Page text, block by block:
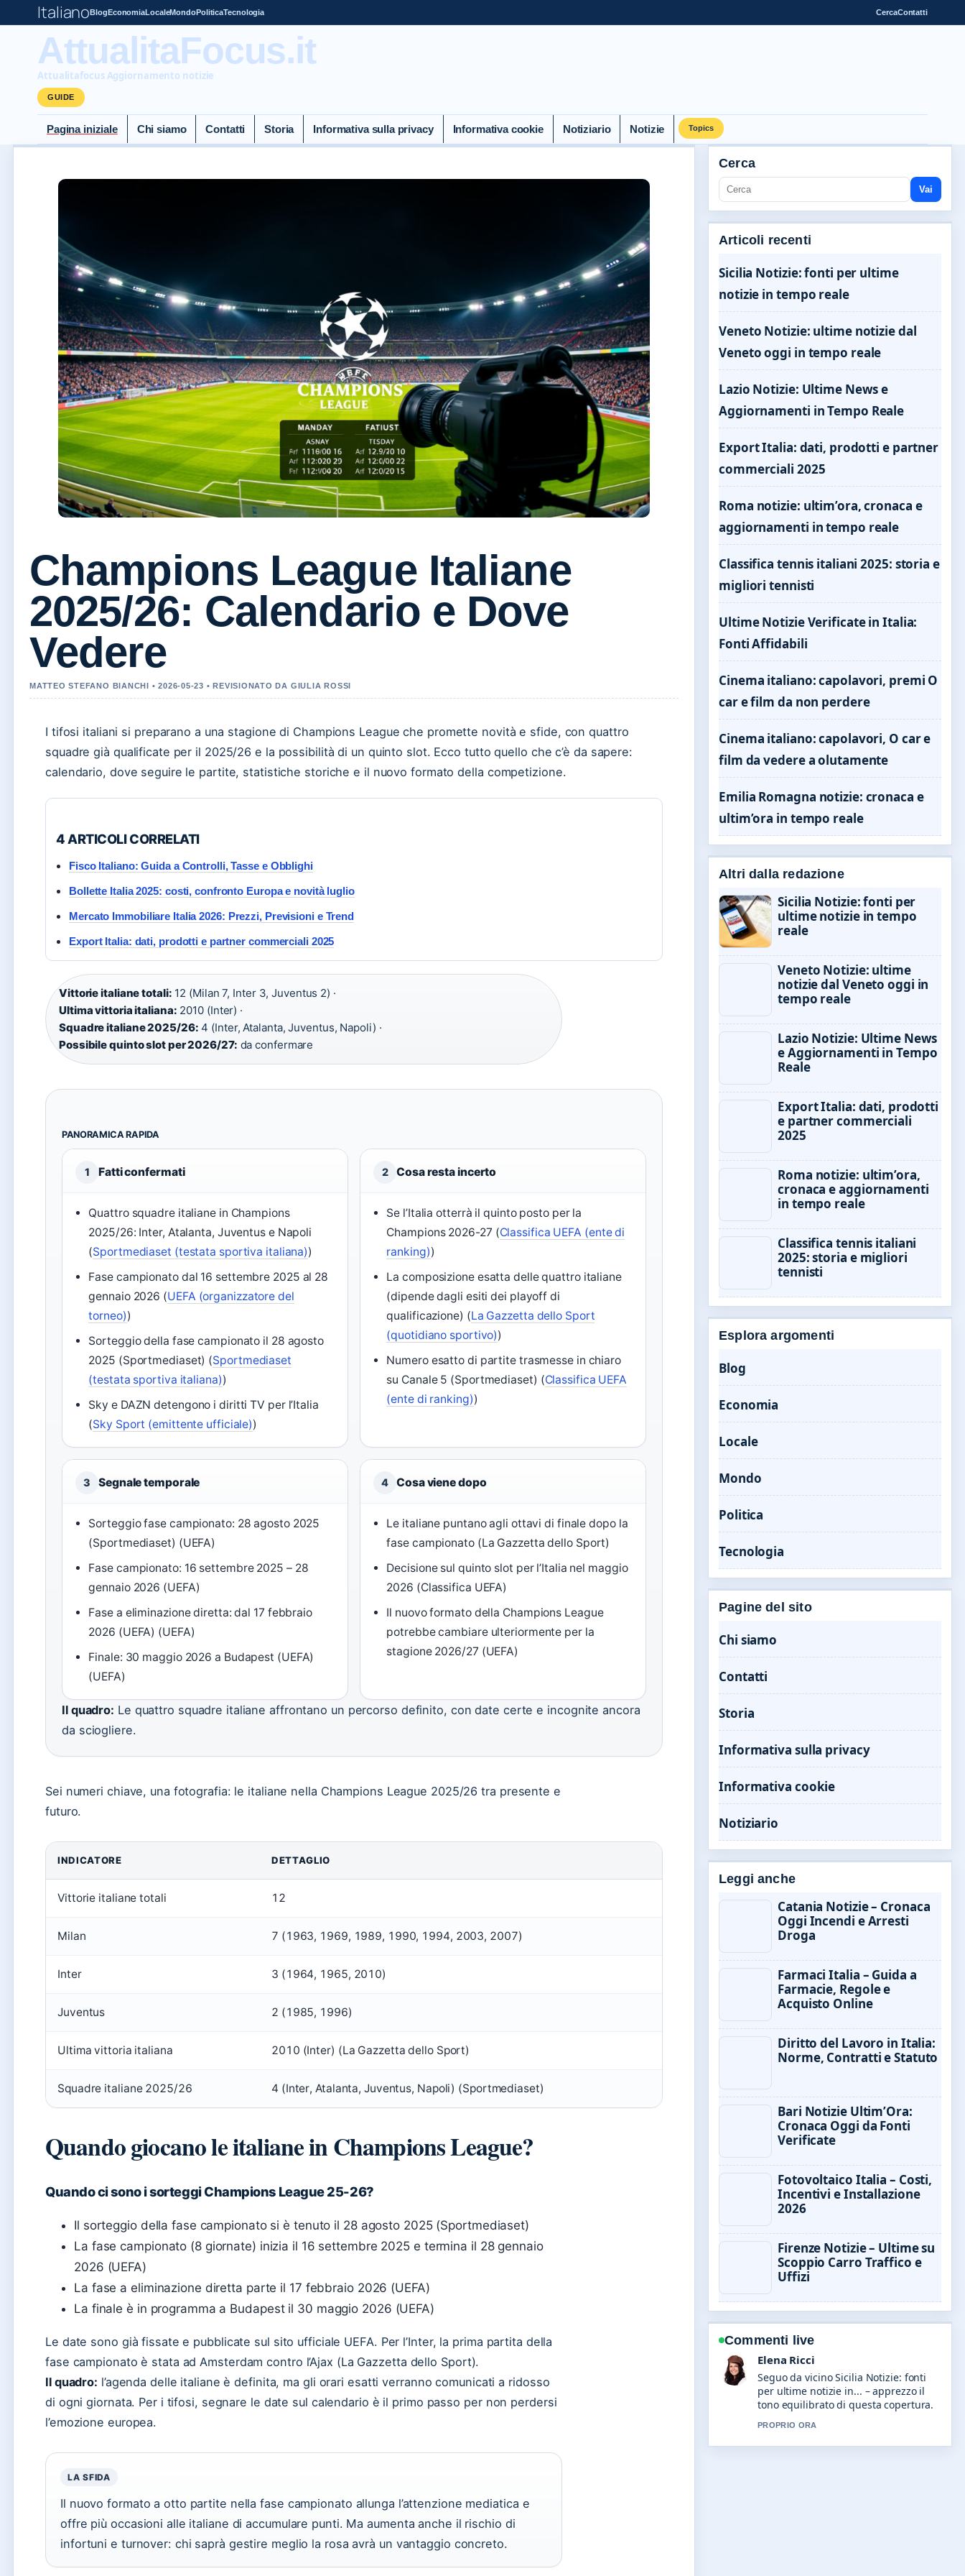
ItalianoBlogEconomiaLocaleMondoPoliticaTecnologia CercaContatti
AttualitaFocus.it
Attualitafocus Aggiornamento notizie
GUIDE
Pagina iniziale Chi siamo Contatti Storia Informativa sulla privacy Informativa cookie Notiziario Notizie Topics
Champions League Italiane
2025/26: Calendario e Dove
Vedere
MATTEO STEFANO BIANCHI • 2026-05-23 • REVISIONATO DA GIULIA ROSSI
I tifosi italiani si preparano a una stagione di Champions League che promette novità e sfide, con quattro
squadre già qualificate per il 2025/26 e la possibilità di un quinto slot. Ecco tutto quello che c’è da sapere:
calendario, dove seguire le partite, statistiche storiche e il nuovo formato della competizione.
4 ARTICOLI CORRELATI
Fisco Italiano: Guida a Controlli, Tasse e Obblighi
Bollette Italia 2025: costi, confronto Europa e novità luglio
Mercato Immobiliare Italia 2026: Prezzi, Previsioni e Trend
Export Italia: dati, prodotti e partner commerciali 2025
Vittorie italiane totali: 12 (Milan 7, Inter 3, Juventus 2) ·
Ultima vittoria italiana: 2010 (Inter) ·
Squadre italiane 2025/26: 4 (Inter, Atalanta, Juventus, Napoli) ·
Possibile quinto slot per 2026/27: da confermare
PANORAMICA RAPIDA
1 Fatti confermati
Quattro squadre italiane in Champions
2025/26: Inter, Atalanta, Juventus e Napoli
(Sportmediaset (testata sportiva italiana))
Fase campionato dal 16 settembre 2025 al 28
gennaio 2026 (UEFA (organizzatore del
torneo))
Sorteggio della fase campionato il 28 agosto
2025 (Sportmediaset) (Sportmediaset
(testata sportiva italiana))
Sky e DAZN detengono i diritti TV per l’Italia
(Sky Sport (emittente ufficiale))
2 Cosa resta incerto
Se l’Italia otterrà il quinto posto per la
Champions 2026-27 (Classifica UEFA (ente di
ranking))
La composizione esatta delle quattro italiane
(dipende dagli esiti dei playoff di
qualificazione) (La Gazzetta dello Sport
(quotidiano sportivo))
Numero esatto di partite trasmesse in chiaro
su Canale 5 (Sportmediaset) (Classifica UEFA
(ente di ranking))
3 Segnale temporale
Sorteggio fase campionato: 28 agosto 2025
(Sportmediaset) (UEFA)
Fase campionato: 16 settembre 2025 – 28
gennaio 2026 (UEFA)
Fase a eliminazione diretta: dal 17 febbraio
2026 (UEFA) (UEFA)
Finale: 30 maggio 2026 a Budapest (UEFA)
(UEFA)
4 Cosa viene dopo
Le italiane puntano agli ottavi di finale dopo la
fase campionato (La Gazzetta dello Sport)
Decisione sul quinto slot per l’Italia nel maggio
2026 (Classifica UEFA)
Il nuovo formato della Champions League
potrebbe cambiare ulteriormente per la
stagione 2026/27 (UEFA)
Il quadro: Le quattro squadre italiane affrontano un percorso definito, con date certe e incognite ancora
da sciogliere.
Sei numeri chiave, una fotografia: le italiane nella Champions League 2025/26 tra presente e
futuro.
INDICATORE DETTAGLIO
Vittorie italiane totali 12
Milan 7 (1963, 1969, 1989, 1990, 1994, 2003, 2007)
Inter 3 (1964, 1965, 2010)
Juventus 2 (1985, 1996)
Ultima vittoria italiana 2010 (Inter) (La Gazzetta dello Sport)
Squadre italiane 2025/26 4 (Inter, Atalanta, Juventus, Napoli) (Sportmediaset)
Quando giocano le italiane in Champions League?
Quando ci sono i sorteggi Champions League 25-26?
Il sorteggio della fase campionato si è tenuto il 28 agosto 2025 (Sportmediaset)
La fase campionato (8 giornate) inizia il 16 settembre 2025 e termina il 28 gennaio
2026 (UEFA)
La fase a eliminazione diretta parte il 17 febbraio 2026 (UEFA)
La finale è in programma a Budapest il 30 maggio 2026 (UEFA)
Le date sono già fissate e pubblicate sul sito ufficiale UEFA. Per l’Inter, la prima partita della
fase campionato è stata ad Amsterdam contro l’Ajax (La Gazzetta dello Sport).
Il quadro: l’agenda delle italiane è definita, ma gli orari esatti verranno comunicati a ridosso
di ogni giornata. Per i tifosi, segnare le date sul calendario è il primo passo per non perdersi
l’emozione europea.
LA SFIDA
Il nuovo formato a otto partite nella fase campionato allunga l’attenzione mediatica e
offre più occasioni alle italiane di accumulare punti. Ma aumenta anche il rischio di
infortuni e turnover: chi saprà gestire meglio la rosa avrà un vantaggio concreto.
Cerca
Vai
Articoli recenti
Sicilia Notizie: fonti per ultime
notizie in tempo reale
Veneto Notizie: ultime notizie dal
Veneto oggi in tempo reale
Lazio Notizie: Ultime News e
Aggiornamenti in Tempo Reale
Export Italia: dati, prodotti e partner
commerciali 2025
Roma notizie: ultim’ora, cronaca e
aggiornamenti in tempo reale
Classifica tennis italiani 2025: storia e
migliori tennisti
Ultime Notizie Verificate in Italia:
Fonti Affidabili
Cinema italiano: capolavori, premi O
car e film da non perdere
Cinema italiano: capolavori, O car e
film da vedere a olutamente
Emilia Romagna notizie: cronaca e
ultim’ora in tempo reale
Altri dalla redazione
Sicilia Notizie: fonti per
ultime notizie in tempo
reale
Veneto Notizie: ultime
notizie dal Veneto oggi in
tempo reale
Lazio Notizie: Ultime News
e Aggiornamenti in Tempo
Reale
Export Italia: dati, prodotti
e partner commerciali
2025
Roma notizie: ultim’ora,
cronaca e aggiornamenti
in tempo reale
Classifica tennis italiani
2025: storia e migliori
tennisti
Esplora argomenti
Blog
Economia
Locale
Mondo
Politica
Tecnologia
Pagine del sito
Chi siamo
Contatti
Storia
Informativa sulla privacy
Informativa cookie
Notiziario
Leggi anche
Catania Notizie – Cronaca
Oggi Incendi e Arresti
Droga
Farmaci Italia – Guida a
Farmacie, Regole e
Acquisto Online
Diritto del Lavoro in Italia:
Norme, Contratti e Statuto
Bari Notizie Ultim’Ora:
Cronaca Oggi da Fonti
Verificate
Fotovoltaico Italia – Costi,
Incentivi e Installazione
2026
Firenze Notizie – Ultime su
Scoppio Carro Traffico e
Uffizi
Commenti live
Matteo Galli
Contesto utile su Veneto Notizie:
ultime notizie dal Veneto oggi.... Per
favore continuate ad aggiornare